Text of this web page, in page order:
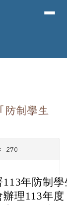
全球資
防制學生
270
年防制
理113年